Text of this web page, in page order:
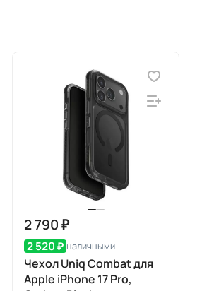
2 790 ₽
2 520 ₽ наличными
Чехол Uniq Combat для
Apple iPhone 17 Pro,